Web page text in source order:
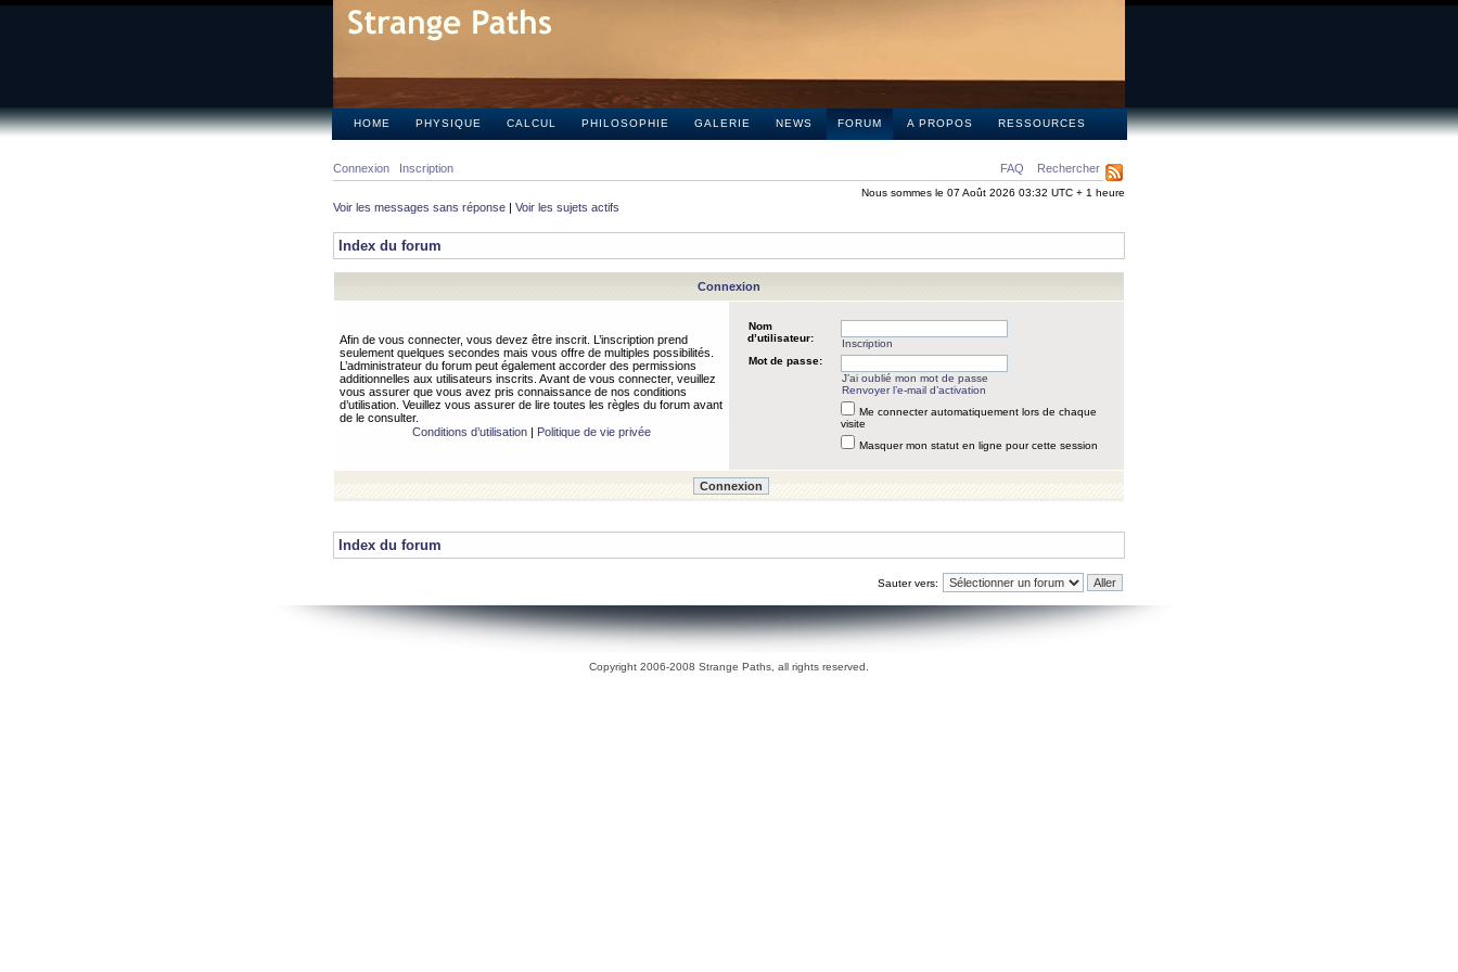
HOME PHYSIQUE CALCUL PHILOSOPHIE GALERIE NEWS FORUM A PROPOS RESSOURCES
FAQ Rechercher
Connexion Inscription
Nous sommes le 07 Août 2026 03:32 UTC + 1 heure
Voir les messages sans réponse | Voir les sujets actifs
Index du forum
Connexion
Afin de vous connecter, vous devez être inscrit. L’inscription prend
seulement quelques secondes mais vous offre de multiples possibilités.
L’administrateur du forum peut également accorder des permissions
additionnelles aux utilisateurs inscrits. Avant de vous connecter, veuillez
vous assurer que vous avez pris connaissance de nos conditions
d’utilisation. Veuillez vous assurer de lire toutes les règles du forum avant
de le consulter.
Conditions d’utilisation| Politique de vie privée
Nom
d’utilisateur:
Inscription
Mot de passe:
J’ai oublié mon mot de passe
Renvoyer l’e-mail d’activation
Me connecter automatiquement lors de chaque
visite
Masquer mon statut en ligne pour cette session
Index du forum
Sauter vers:
Copyright 2006-2008 Strange Paths, all rights reserved.